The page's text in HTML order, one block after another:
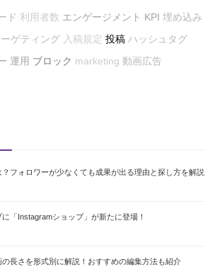
ド 利用者数 エンゲージメント KPI 埋め込み
ーゲティング 入稿規定 投稿 ハッシュタグ
運用 ブロック marketing 動画広告
フォロワーが少なくても成果が出る理由と探し方を解説
「Instagramショップ」が新たに登場！
長さを形式別に解説！おすすめの編集方法も紹介